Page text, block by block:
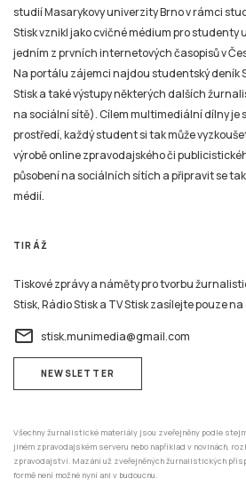
studií Masarykovy univerzity Brno v rámci
Stisk vznikl jako cvičné médium pro studenty
jedním z prvních internetových časopisů v
Na portálu zájemci najdou studentský deník
Stisk a také výstupy některých dalších
na sociální sítě). Cílem multimediální dílny je
prostředí, každý student si tak může
výrobě online zpravodajského či
působení na sociálních sítích a připravit se
médií.
TIRÁŽ
Tiskové zprávy a náměty pro tvorbu
Stisk, Rádio Stisk a TV Stisk zasílejte pouze
email stisk.munimedia@gmail.com
NEWSLETTER
Všechny žurnalistické materiály jsou zveřejněny podle
jiném zpravodajském serveru nebo například v novinách,
zpravodajství. Mazání už zveřejněných žurnalistických
formě není možné nyní ani v budoucnu.